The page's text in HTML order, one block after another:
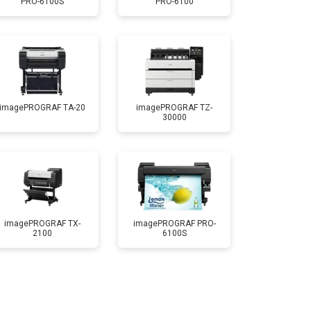
3900 ₽ Заказать
imagePROGRAF TA-20
imagePROGRAF TZ-
30000
imagePROGRAF TX-
2100
imagePROGRAF PRO-
6100S